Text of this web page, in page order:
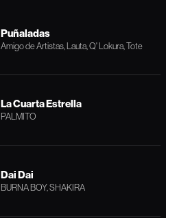
Puñaladas
Amigo de Artistas, Lauta, Q' Lokura, Tote
La Cuarta Estrella
PALMITO
Dai Dai
BURNA BOY, SHAKIRA